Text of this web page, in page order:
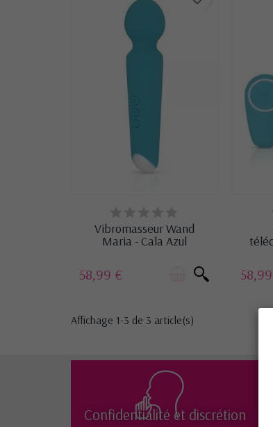
Vibromasseur Wand
Maria - Cala Azul
58,99 €
Affichage 1-3 de 3 article(s)
Confidentialité et discrétion